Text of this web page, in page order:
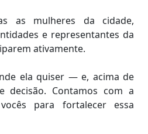
as mulheres da cidade,
e representantes da
ativamente.
ela quiser — e, acima de
decisão. Contamos com a
para fortalecer essa